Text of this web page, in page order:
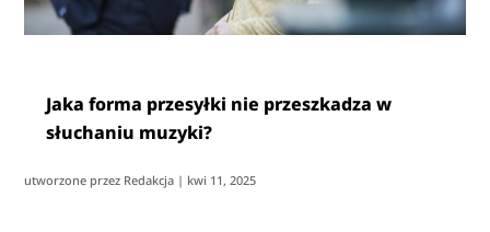
Jaka forma przesyłki nie przeszkadza w
słuchaniu muzyki?
utworzone przez Redakcja | kwi 11, 2025